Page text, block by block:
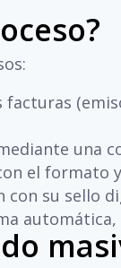
una
el formato
su sello